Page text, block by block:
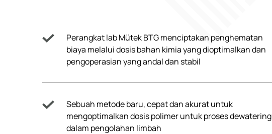
Perangkat lab Mütek BTG menciptakan penghematan
biaya melalui dosis bahan kimia yang dioptimalkan dan
pengoperasian yang andal dan stabil
Sebuah metode baru, cepat dan akurat untuk
mengoptimalkan dosis polimer untuk proses dewatering
dalam pengolahan limbah